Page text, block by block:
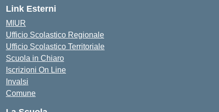
Link Esterni
MIUR
Ufficio Scolastico Regionale
Ufficio Scolastico Territoriale
Scuola in Chiaro
Iscrizioni On Line
Invalsi
Comune